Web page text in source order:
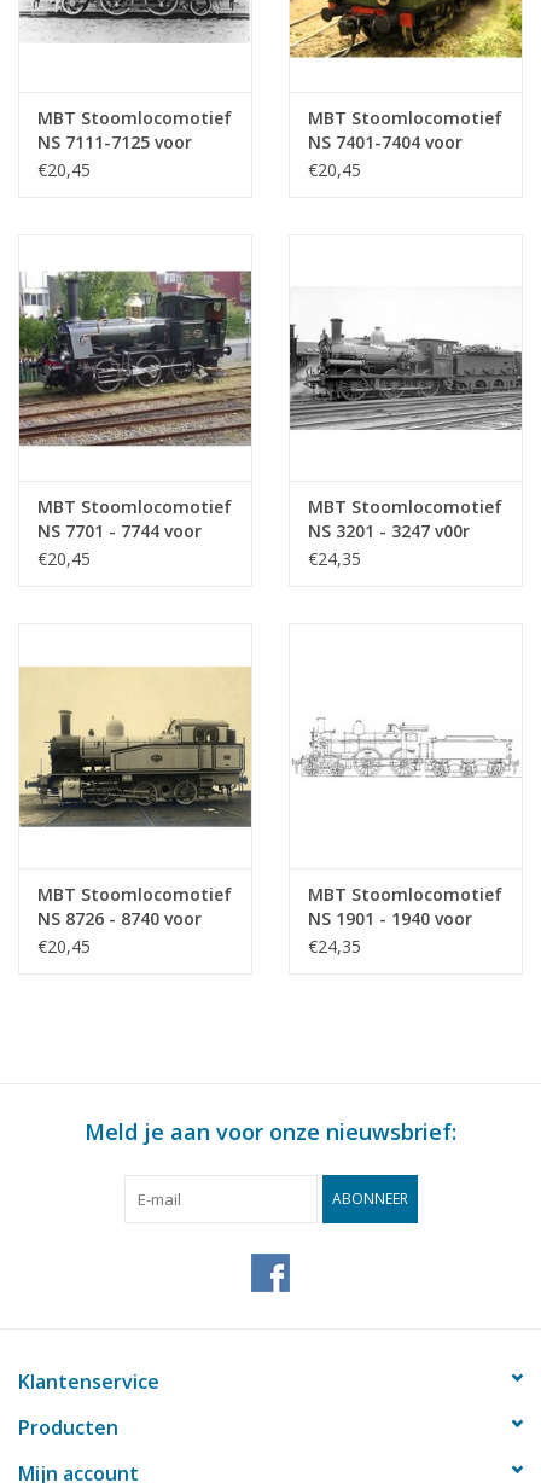
MBT Stoomlocomotief
NS 7111-7125 voor
spoor 0 -
€20,45
MBT Stoomlocomotief
NS 7401-7404 voor
spoor 0 -
€20,45
MBT Stoomlocomotief
NS 7701 - 7744 voor
spoor 0 -
€20,45
MBT Stoomlocomotief
NS 3201 - 3247 v00r
spoor 0 -
€24,35
MBT Stoomlocomotief
NS 8726 - 8740 voor
spoor 0 -
€20,45
MBT Stoomlocomotief
NS 1901 - 1940 voor
spoor 0 -
€24,35
Meld je aan voor onze nieuwsbrief:
ABONNEER
Klantenservice
Producten
Mijn account